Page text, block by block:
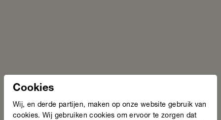
Cookies
Wij, en derde partijen, maken op onze website gebruik van
cookies. Wij gebruiken cookies om ervoor te zorgen dat